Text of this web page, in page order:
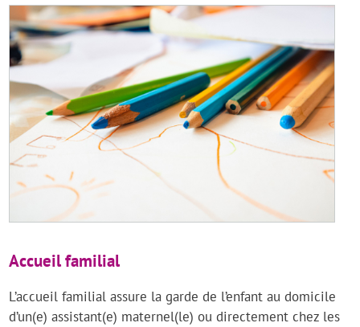
Accueil familial
L’accueil familial assure la garde de l’enfant au domicile
d’un(e) assistant(e) maternel(le) ou directement chez les